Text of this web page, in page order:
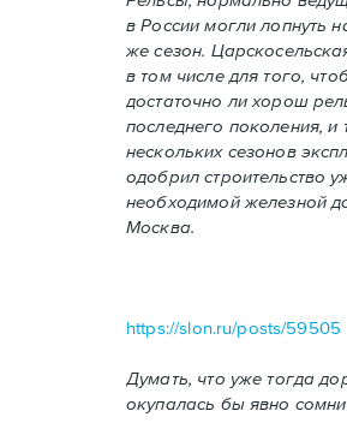
в России могли лопнуть
же сезон.
в том числе для того,
достаточно ли хорош
последнего поколения, и
нескольких сезонов
одобрил строительство
необходимой железной
Москва.
https://slon.ru/posts/59505
Думать, что уже тогда
окупалась бы явно